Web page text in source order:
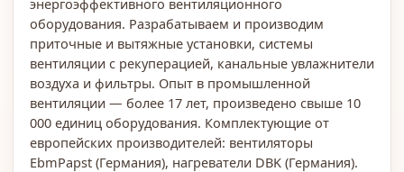
энергоэффективного вентиляционного
оборудования. Разрабатываем и производим
приточные и вытяжные установки, системы
вентиляции с рекуперацией, канальные увлажнители
воздуха и фильтры. Опыт в промышленной
вентиляции — более 17 лет, произведено свыше 10
000 единиц оборудования. Комплектующие от
европейских производителей: вентиляторы
EbmPapst (Германия), нагреватели DBK (Германия).